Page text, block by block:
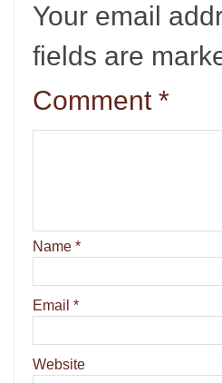
Your email
fields are
Comment *
Name *
Email *
Website